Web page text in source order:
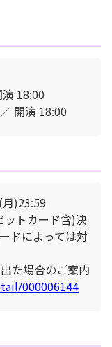
18:00
開演 18:00
)23:59
トカード含)決
ドによっては対
た場合のご案内
000006144